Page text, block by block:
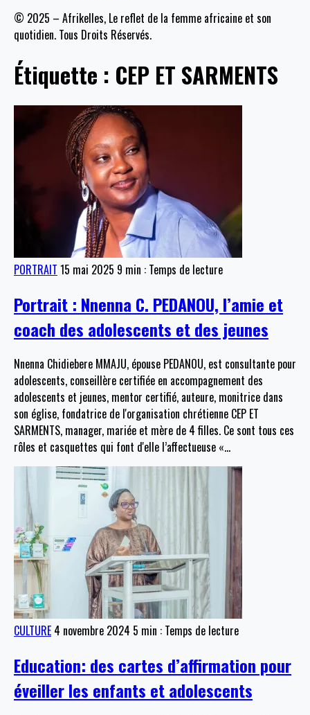
© 2025 – Afrikelles, Le reflet de la femme africaine et son
quotidien. Tous Droits Réservés.
Étiquette : CEP ET SARMENTS
PORTRAIT 15 mai 2025 9 min : Temps de lecture
Portrait : Nnenna C. PEDANOU, l’amie et
coach des adolescents et des jeunes
Nnenna Chidiebere MMAJU, épouse PEDANOU, est consultante pour
adolescents, conseillère certifiée en accompagnement des
adolescents et jeunes, mentor certifié, auteure, monitrice dans
son église, fondatrice de l'organisation chrétienne CEP ET
SARMENTS, manager, mariée et mère de 4 filles. Ce sont tous ces
rôles et casquettes qui font d'elle l’affectueuse «…
CULTURE 4 novembre 2024 5 min : Temps de lecture
Education: des cartes d’affirmation pour
éveiller les enfants et adolescents